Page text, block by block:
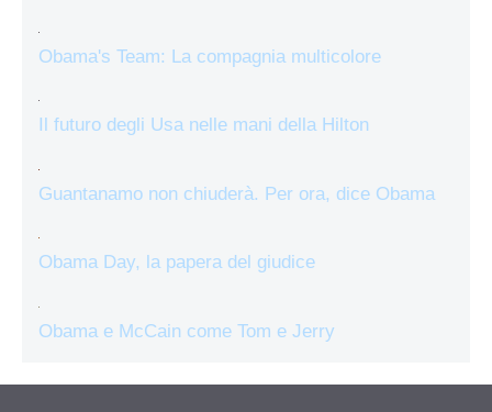
Obama's Team: La compagnia multicolore
Il futuro degli Usa nelle mani della Hilton
Guantanamo non chiuderà. Per ora, dice Obama
Obama Day, la papera del giudice
Obama e McCain come Tom e Jerry